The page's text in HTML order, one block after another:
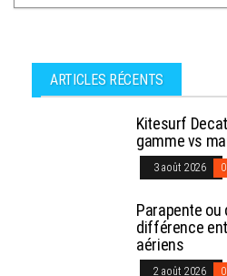
ARTICLES RÉCENTS
Kitesurf
gamme vs
3 août 2026 0
Parapente ou
différence
aériens
2 août 2026 0